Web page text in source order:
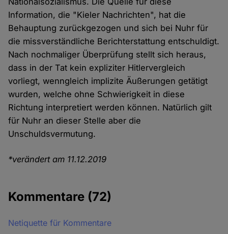
Information, die "Kieler Nachrichten", hat die
Behauptung zurückgezogen und sich bei Nuhr für
die missverständliche Berichterstattung entschuldigt.
Nach nochmaliger Überprüfung stellt sich heraus,
dass in der Tat kein expliziter Hitlervergleich
vorliegt, wenngleich implizite Äußerungen getätigt
wurden, welche ohne Schwierigkeit in diese
Richtung interpretiert werden können. Natürlich gilt
für Nuhr an dieser Stelle aber die
Unschuldsvermutung.
*verändert am 11.12.2019
Kommentare (72)
Netiquette für Kommentare